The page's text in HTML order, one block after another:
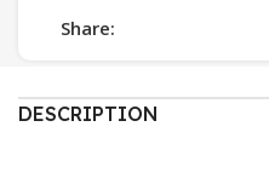
Share:
DESCRIPTION